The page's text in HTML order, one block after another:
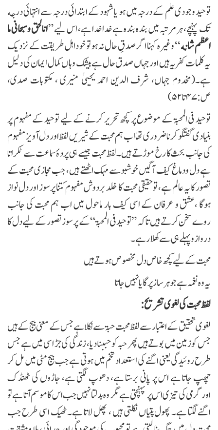
توحید وجودی علم کے درجہ میں ہو یا شہود کے ابتدائی درجہ سے انتہائی درجه
تک پہنچے، ہر مرتبہ میں بندہ بندہ ہے خداخدا ہے، اس لیے ”انالحق وسبحانی ما
اعظم شانه‘‘ وغیرہ کہنا اگر صدقِ حال نہ ہوتو خوداہل طریقت کے نزدیک
یہ کلمات کفریہ ہیں اور جہاں صدق حال ہے بیشک وہاں کمال ایمان کی دلیل
ہے۔(مخدوم جہاں، شرف الدین احمد یحییٰ منیری ، مکتوبات صدی،
ص:۴۷ تا ۵۲)
توحید فی المحبۃ کے موضوع پر کچھ تحریر کرنے کے لیے توحید کے مفہوم پر
بنیادی گفتگو کرنا ضروری تھا اب ہم محبت کے شیریں لفظ اور دل آویز مفہوم
کی جانب بحث کا رخ موڑتے ہیں۔ لفظ محبت جیسے ہی پردۂ سماعت سے ٹکراتا
ہے دل ودماغ کیف آگیں خوشبو سے مہک اٹھتے ہیں، جب مجازی محبت کے
تصور کا یہ عالم ہے، توحقیقی محبت کا خلد بردوش مفہوم کتنا پرسوز اور دل نواز
ہوگا ،عشق و عرفان کے اسی کیف بار ماحول میں اب ہم محبت کی جانب
روے سخن کرتے ہیں تا کہ ”توحید فی المحبۃ“کے پرسوز تصور کے لیے دل کا
دروازو پہلے ہی سے کھلا رہے۔
محبت کے لیے کچھ خاص دل مخصوص ہوتے ہیں
یہ وہ نغمہ ہے جو ہر ساز پر گایا نہیں جاتا
لفظ محبت کی لغوی تشریح:
لغوی تحقیق کے اعتبار سے لفظ محبت حبۃ سے نکلا ہے جس کے معنی بیج کے ہیں
جس کو زمین میں بوتے ہیں پھر حبہ کو حببنا دیا، زندگی کی جڑ اسی میں ہے جس
طرح روئیدگی یعنی اگنے کی استعداد تخم میں ہوتی ہے جب بیج مٹی میں مل کر
چھپ جاتا ہے اس پر پانی برستا ہے، دھوپ لگتی ہے، جاڑوں کی ٹھنڈک
اورگرمی کی تیزی اس پر پہنچتی ہے مگر وہ بدلتا نہیں جب اس کا موسم آتا ہے تو
اگنے لگتا ہے۔ پھول پتیاں نکلتی ہیں ، پھل لاتا ہے۔ ٹھیک اسی طرح جب